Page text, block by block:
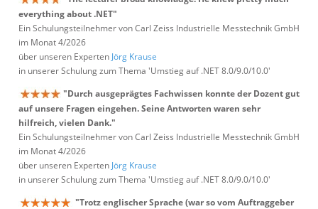
everything about .NET"
Ein Schulungsteilnehmer von Carl Zeiss Industrielle Messtechnik GmbH
im Monat 4/2026
über unseren Experten Jörg Krause
in unserer Schulung zum Thema 'Umstieg auf .NET 8.0/9.0/10.0'
"Durch ausgeprägtes Fachwissen konnte der Dozent gut
auf unsere Fragen eingehen. Seine Antworten waren sehr
hilfreich, vielen Dank."
Ein Schulungsteilnehmer von Carl Zeiss Industrielle Messtechnik GmbH
im Monat 4/2026
über unseren Experten Jörg Krause
in unserer Schulung zum Thema 'Umstieg auf .NET 8.0/9.0/10.0'
"Trotz englischer Sprache (war so vom Auftraggeber